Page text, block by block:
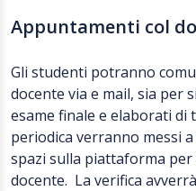
Appuntamenti col
Gli studenti potranno
docente via e mail, sia per
esame finale e elaborati di
periodica verranno messi
spazi sulla piattaforma
docente. La verifica